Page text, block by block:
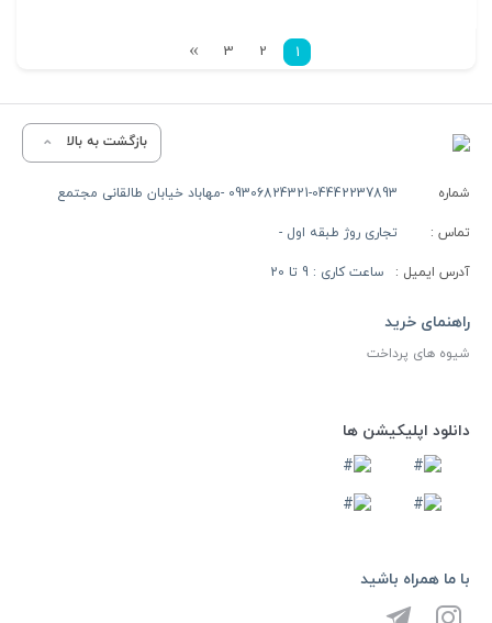
1
2
3
بازگشت به بالا
شماره
تماس :
09306824321-04442237893 -مهاباد خیابان طالقانی مجتمع
تجاری روژ طبقه اول -
آدرس ایمیل : ساعت کاری : 9 تا 20
راهنمای خرید
شیوه های پرداخت
دانلود اپلیکیشن ها
با ما همراه باشید